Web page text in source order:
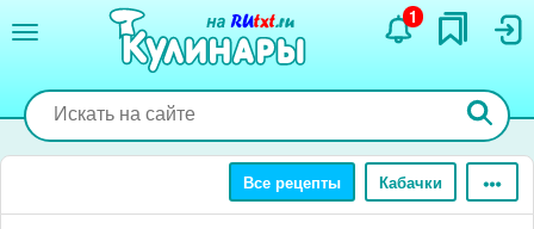
содержанию
1
Все рецепты Кабачки